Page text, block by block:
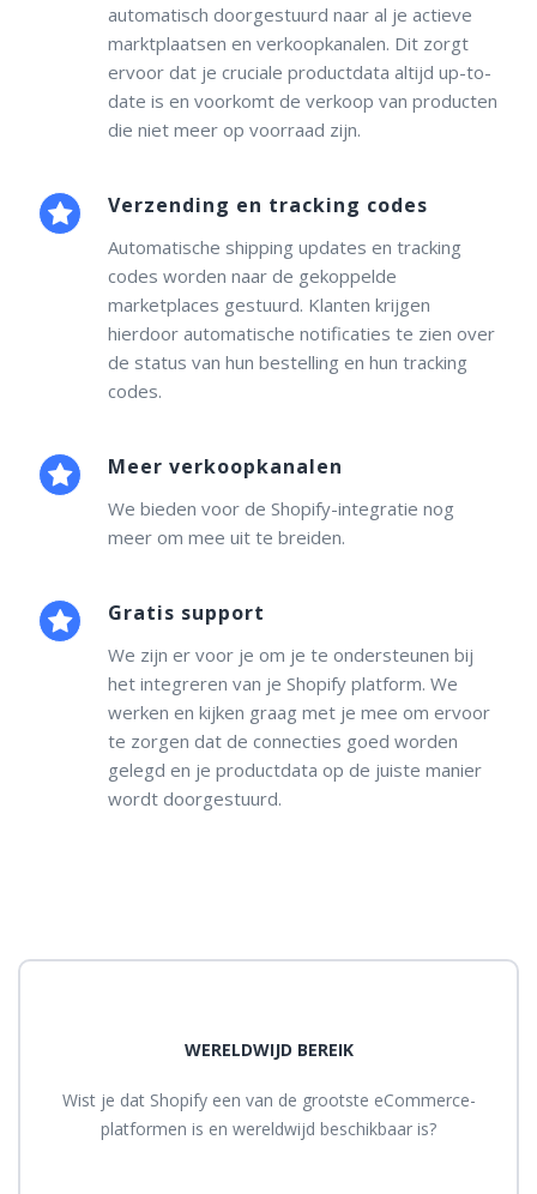
automatisch doorgestuurd naar al je actieve
marktplaatsen en verkoopkanalen. Dit zorgt
ervoor dat je cruciale productdata altijd up-to-
date is en voorkomt de verkoop van producten
die niet meer op voorraad zijn.
Verzending en tracking codes
Automatische shipping updates en tracking
codes worden naar de gekoppelde
marketplaces gestuurd. Klanten krijgen
hierdoor automatische notificaties te zien over
de status van hun bestelling en hun tracking
codes.
Meer verkoopkanalen
We bieden voor de Shopify-integratie nog
meer om mee uit te breiden.
Gratis support
We zijn er voor je om je te ondersteunen bij
het integreren van je Shopify platform. We
werken en kijken graag met je mee om ervoor
te zorgen dat de connecties goed worden
gelegd en je productdata op de juiste manier
wordt doorgestuurd.
WERELDWIJD BEREIK
Wist je dat Shopify een van de grootste eCommerce-
platformen is en wereldwijd beschikbaar is?